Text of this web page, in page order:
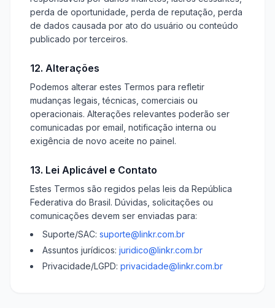
perda de oportunidade, perda de reputação, perda
de dados causada por ato do usuário ou conteúdo
publicado por terceiros.
12. Alterações
Podemos alterar estes Termos para refletir
mudanças legais, técnicas, comerciais ou
operacionais. Alterações relevantes poderão ser
comunicadas por email, notificação interna ou
exigência de novo aceite no painel.
13. Lei Aplicável e Contato
Estes Termos são regidos pelas leis da República
Federativa do Brasil. Dúvidas, solicitações ou
comunicações devem ser enviadas para:
Suporte/SAC: suporte@linkr.com.br
Assuntos jurídicos: juridico@linkr.com.br
Privacidade/LGPD: privacidade@linkr.com.br